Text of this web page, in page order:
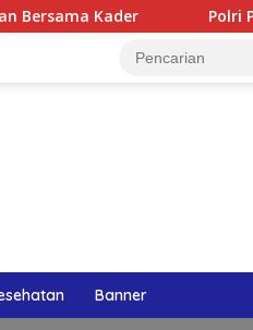
Polri Pastikan Proses
Banner